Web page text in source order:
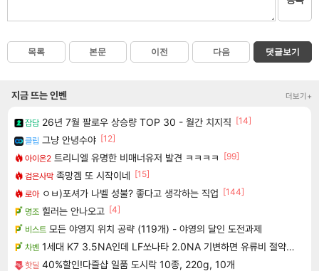
목록 본문 이전 다음 댓글보기
지금 뜨는 인벤 더보기+
잡담 26년 7월 팔로우 상승량 TOP 30 - 월간 치지직 [14]
클립 그냥 안녕수야 [12]
아이온2 트리니엘 유명한 비매너유저 발견 ㅋㅋㅋㅋ
[99]
검은사막 족망겜 또 시작이네 [15]
로아 ㅇㅂ)포셔가 나벨 성불? 좋다고 생각하는 직업 [144]
명조 힐러는 안나오고 [4]
비스트 모든 야영지 위치 공략 (119개) - 야영의 달인 도전과제
차벤 1세대 K7 3.5NA인데 LF쏘나타 2.0NA 기변하면 유류비 절약이 얼마나 될까요..?
핫딜 40%할인!다즐샵 일품 도시락 10종, 220g, 10개